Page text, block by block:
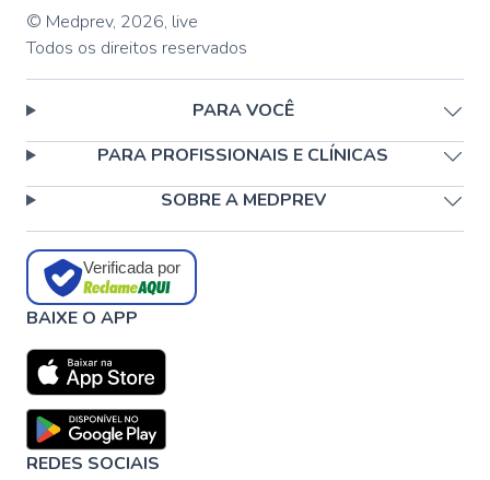
© Medprev, 2026, live
Todos os direitos reservados
PARA VOCÊ
PARA PROFISSIONAIS E CLÍNICAS
SOBRE A MEDPREV
Verificada por
BAIXE O APP
REDES SOCIAIS